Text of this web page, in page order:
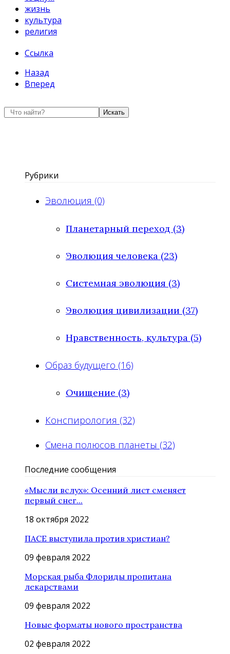
жизнь
культура
религия
Ссылка
Назад
Вперед
Искать
Рубрики
Эволюция (0)
Планетарный переход (3)
Эволюция человека (23)
Системная эволюция (3)
Эволюция цивилизации (37)
Нравственность, культура (5)
Образ будущего (16)
Очищение (3)
Конспирология (32)
Смена полюсов планеты (32)
Последние сообщения
«Мысли вслух»: Осенний лист сменяет
первый снег...
18 октября 2022
ПАСЕ выступила против христиан?
09 февраля 2022
Морская рыба Флориды пропитана
лекарствами
09 февраля 2022
Новые форматы нового пространства
02 февраля 2022